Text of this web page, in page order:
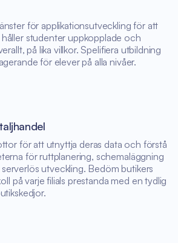
för applikationsutveckling för att
håller studenter uppkopplade och
på lika villkor. Spelifiera utbildning
för elever på alla nivåer.
för att utnyttja deras data och förstå
för ruttplanering, schemaläggning
utveckling. Bedöm butikers
på varje filials prestanda med en tydlig